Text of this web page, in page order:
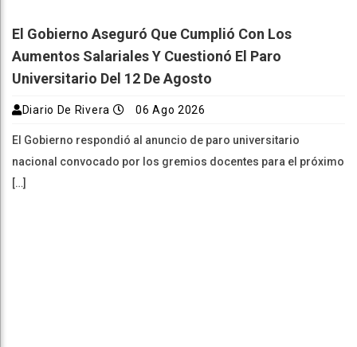
El Gobierno Aseguró Que Cumplió Con Los
Aumentos Salariales Y Cuestionó El Paro
Universitario Del 12 De Agosto
Diario De Rivera 06 Ago 2026
El Gobierno respondió al anuncio de paro universitario
nacional convocado por los gremios docentes para el próximo
[…]